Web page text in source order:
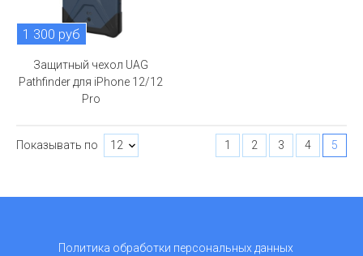
1 300 руб
Защитный чехол UAG
Pathfinder для iPhone 12/12
Pro
Показывать по 1 2 3 4 5
Политика обработки персональных данных